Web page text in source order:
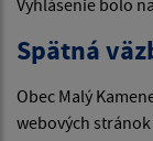
Vyhlásenie bolo
Spätná
Obec Malý
webových